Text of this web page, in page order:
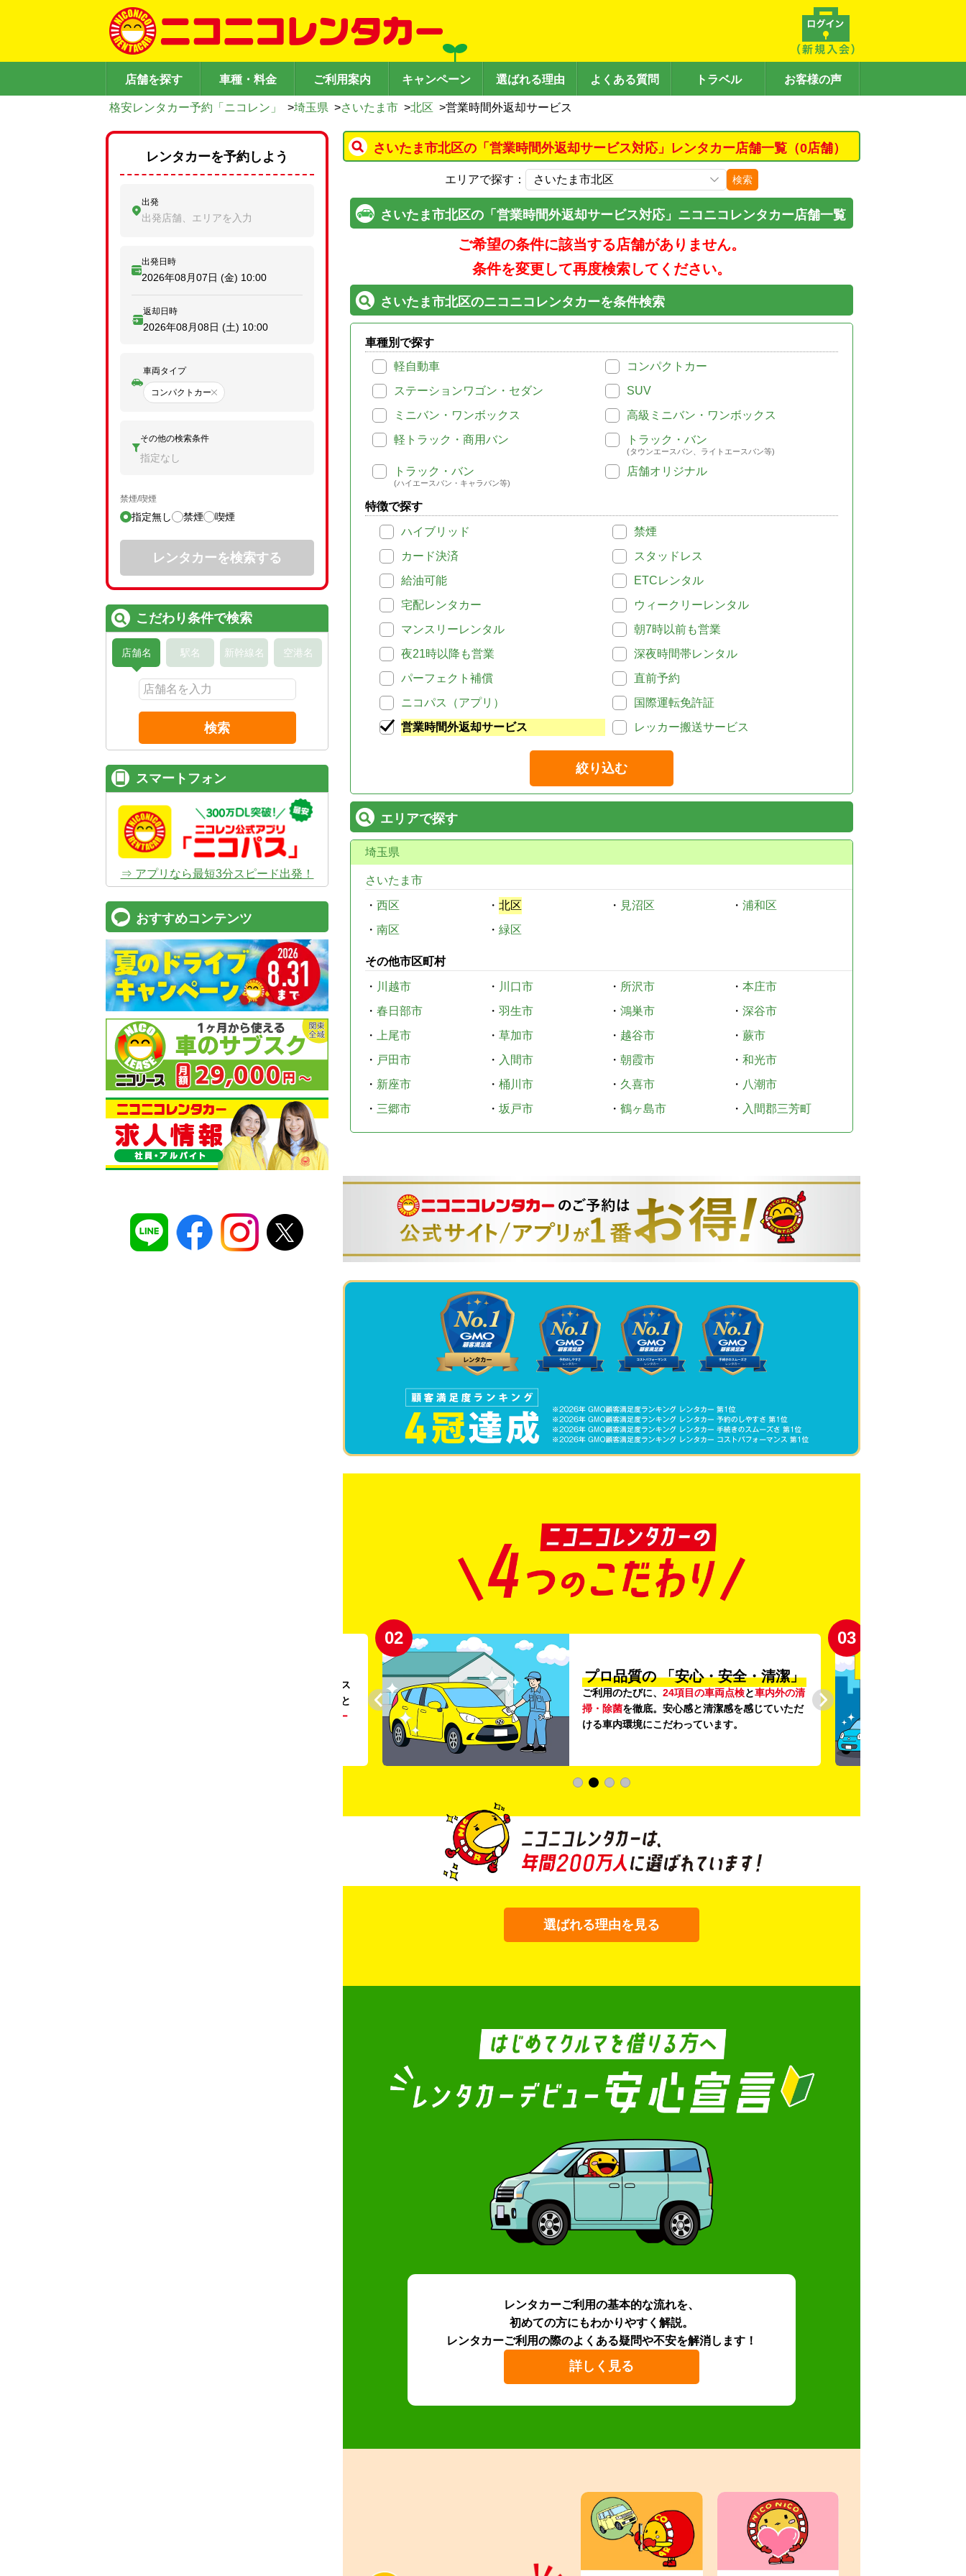
店舗を探す 車種・料金 ご利用案内 キャンペーン 選ばれる理由 よくある質問 トラベル お客様の声
格安レンタカー予約「ニコレン」 >埼玉県 >さいたま市 >北区 >営業時間外返却サービス
さいたま市北区の「営業時間外返却サービス対応」レンタカー店舗一覧（0店舗）
エリアで探す： 検索
さいたま市北区の「営業時間外返却サービス対応」ニコニコレンタカー店舗一覧
ご希望の条件に該当する店舗がありません。
条件を変更して再度検索してください。
さいたま市北区のニコニコレンタカーを条件検索
車種別で探す
軽自動車
コンパクトカー
ステーションワゴン・セダン
SUV
ミニバン・ワンボックス
高級ミニバン・ワンボックス
軽トラック・商用バン
トラック・バン
(タウンエースバン、ライトエースバン等)
トラック・バン
(ハイエースバン・キャラバン等)
店舗オリジナル
特徴で探す
ハイブリッド
禁煙
カード決済
スタッドレス
給油可能
ETCレンタル
宅配レンタカー
ウィークリーレンタル
マンスリーレンタル
朝7時以前も営業
夜21時以降も営業
深夜時間帯レンタル
パーフェクト補償
直前予約
ニコパス（アプリ）
国際運転免許証
営業時間外返却サービス
レッカー搬送サービス
絞り込む
エリアで探す
埼玉県
さいたま市
・ 西区 ・ 北区 ・ 見沼区 ・ 浦和区
・ 南区 ・ 緑区
その他市区町村
・ 川越市 ・ 川口市 ・ 所沢市 ・ 本庄市
・ 春日部市 ・ 羽生市 ・ 鴻巣市 ・ 深谷市
・
上尾市 ・ 草加市 ・ 越谷市 ・ 蕨市
・ 戸田市 ・ 入間市 ・ 朝霞市 ・ 和光市
・ 新座市 ・ 桶川市 ・ 久喜市 ・ 八潮市
・ 三郷市 ・ 坂戸市 ・ 鶴ヶ島市 ・ 入間郡三芳町
。ガソリンス
タンドや整備工場の既存インフラを活用すること
リー
02
プロ品質の 「安心・安全・清潔」
ご利用のたびに、 24項目の車両点検と車内外の清
掃・除菌を徹底。安心感と清潔感を感じていただ
ける車内環境にこだわっています。
03
選ばれる理由を見る
レンタカーご利用の基本的な流れを、
初めての方にもわかりやすく解説。
レンタカーご利用の際のよくある疑問や不安を解消します！
詳しく見る
レンタカーを予約しよう
出発
出発店舗、エリアを入力
出発日時
2026年08月07日 (金) 10:00
返却日時
2026年08月08日 (土) 10:00
車両タイプ
コンパクトカー
その他の検索条件
指定なし
禁煙/喫煙
指定無し 禁煙 喫煙
レンタカーを検索する
こだわり条件で検索
店舗名 駅名 新幹線名 空港名
検索
スマートフォン
⇒ アプリなら最短3分スピード出発！
おすすめコンテンツ